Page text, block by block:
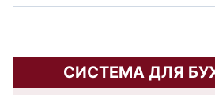
СИСТЕМА ДЛЯ